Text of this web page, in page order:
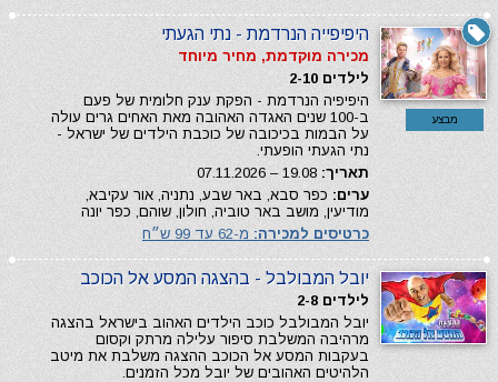
מבצע
היפיפייה הנרדמת - נתי הגעתי
מכירה מוקדמת, מחיר מיוחד
לילדים 2-10
היפיפיה הנרדמת - הפקת ענק חלומית של פעם
ב-100 שנים האגדה האהובה מאת האחים גרים עולה
על הבמות בכיכובה של כוכבת הילדים של ישראל -
נתי הגעתי הופעתי.
תאריך:
ערים: כפר סבא, באר שבע, נתניה, אור עקיבא,
מודיעין, מושב באר טוביה, חולון, שוהם, כפר יונה
כרטיסים למכירה: מ-62 עד 99 ש״ח
יובל המבולבל - בהצגה המסע אל הכוכב
לילדים 2-8
יובל המבולבל כוכב הילדים האהוב בישראל בהצגה
מרהיבה המשלבת סיפור עלילה מרתק וקסום
בעקבות המסע אל הכוכב ההצגה משלבת את מיטב
הלהיטים האהובים של יובל מכל הזמנים.